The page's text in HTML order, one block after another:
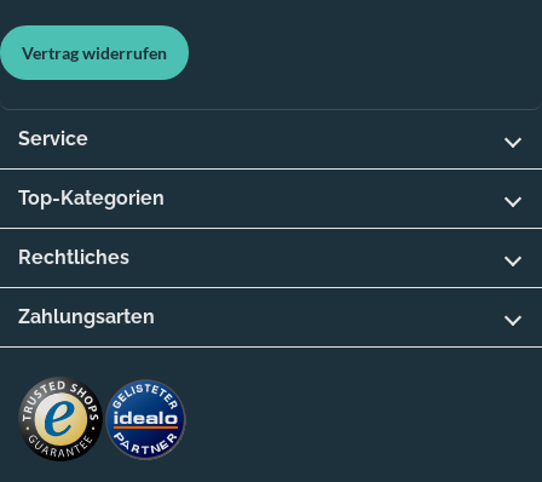
Vertrag widerrufen
Service
Top-Kategorien
Rechtliches
Zahlungsarten